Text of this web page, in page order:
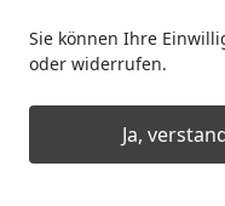
Sie können Ihre
oder widerrufen.
Ja,